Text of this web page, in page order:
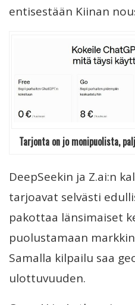
entisestään Kiinan
Tarjonta on jo monipuolista,
DeepSeekin ja Z.ai:n
tarjoavat selvästi
pakottaa länsimaiset
puolustamaan
Samalla kilpailu saa
ulottuvuuden.